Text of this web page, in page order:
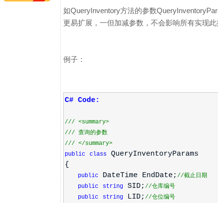
如QueryInventory方法的参数
更易扩展，一但加减参数，不会影响所有实现
例子：
C# Code:
/// <summary>
/// 查询的参数
/// </summary>
public
class
QueryInventoryParams
{
public DateTime EndDate; //截止日期
public
string SID; //仓库编号
public
string LID; //仓位编号